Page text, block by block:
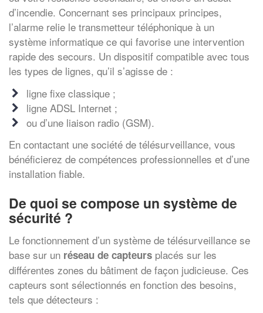
d’incendie. Concernant ses principaux principes,
l’alarme relie le transmetteur téléphonique à un
système informatique ce qui favorise une intervention
rapide des secours. Un dispositif compatible avec tous
les types de lignes, qu’il s’agisse de :
ligne fixe classique ;
ligne ADSL Internet ;
ou d’une liaison radio (GSM).
En contactant une société de télésurveillance, vous
bénéficierez de compétences professionnelles et d’une
installation fiable.
De quoi se compose un système de
sécurité ?
Le fonctionnement d’un système de télésurveillance se
base sur un réseau de capteurs placés sur les
différentes zones du bâtiment de façon judicieuse. Ces
capteurs sont sélectionnés en fonction des besoins,
tels que détecteurs :